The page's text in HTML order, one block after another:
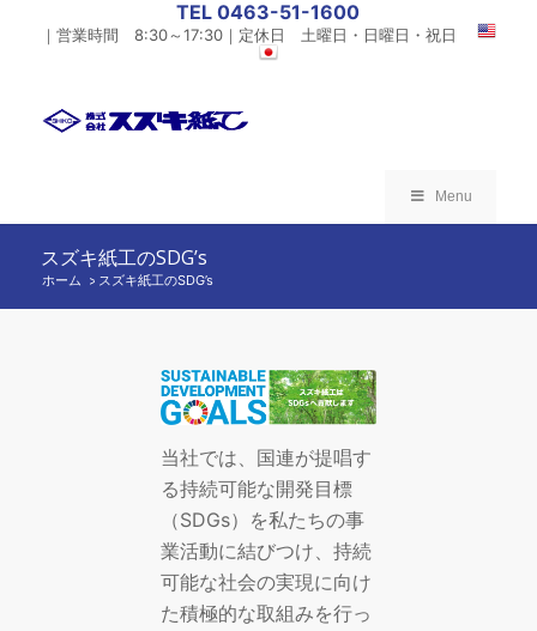
TEL 0463-51-1600
｜営業時間 8:30～17:30｜定休日 土曜日・日曜日・祝日
Menu
スズキ紙工のSDG’s
ホーム /
スズキ紙工のSDG’s
当社では、国連が提唱す
る持続可能な開発目標
（SDGs）を私たちの事
業活動に結びつけ、持続
可能な社会の実現に向け
た積極的な取組みを行っ